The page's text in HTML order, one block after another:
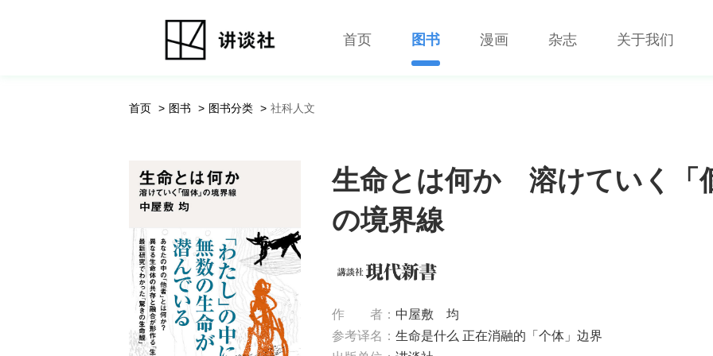
首页 图书 漫画 杂志 关于我们
首页 图书 图书分类 社科人文
生命とは何か 溶けていく「
の境界線
作 者： 中屋敷 均
参考译名： 生命是什么 正在消融的「个体」边界